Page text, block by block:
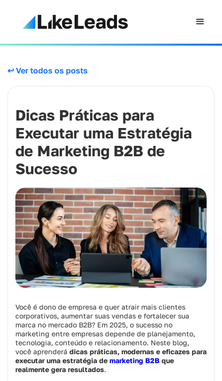
↩ Ver todos os posts
Dicas Práticas para
Executar uma Estratégia
de Marketing B2B de
Sucesso
Você é dono de empresa e quer atrair mais clientes
corporativos, aumentar suas vendas e fortalecer sua
marca no mercado B2B? Em 2025, o sucesso no
marketing entre empresas depende de planejamento,
tecnologia, conteúdo e relacionamento. Neste blog,
você aprenderá dicas práticas, modernas e eficazes para
executar uma estratégia de marketing B2B que
realmente gera resultados.